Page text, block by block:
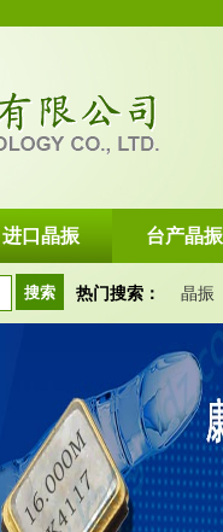
进口晶振 台产晶振
热门搜索： 晶振